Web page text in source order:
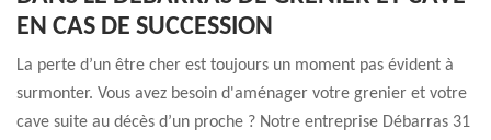
EN CAS DE SUCCESSION
La perte d’un être cher est toujours un moment pas évident à
surmonter. Vous avez besoin d'aménager votre grenier et votre
cave suite au décès d’un proche ? Notre entreprise Débarras 31